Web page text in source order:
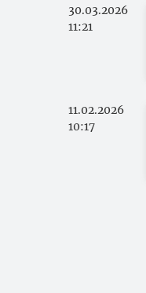
30.03.2026
11:21
11.02.2026
10:17